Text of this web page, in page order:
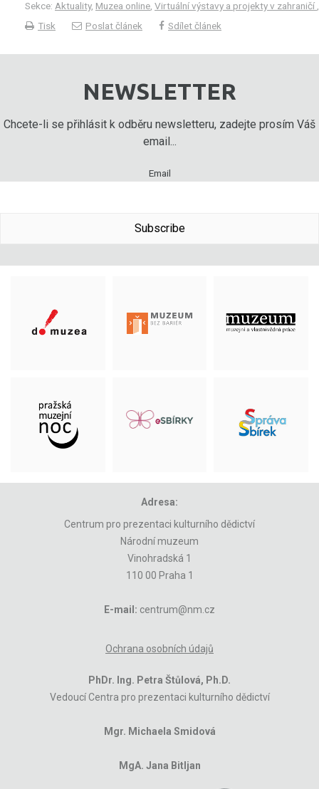
Sekce: Aktuality, Muzea online Virtuální výstavy a projekty v zahraničí
Tisk
Poslat článek Sdílet článek
NEWSLETTER
Chcete-li se přihlásit k odběru newsletteru, zadejte prosím Váš
email...
Email
Subscribe
Adresa:
Centrum pro prezentaci kulturního dědictví
Národní muzeum
Vinohradská 1
110 00 Praha 1
E-mail: centrum@nm.cz
Ochrana osobních údajů
PhDr. Ing. Petra Štůlová, Ph.D.
Vedoucí Centra pro prezentaci kulturního dědictví
Mgr. Michaela Smidová
MgA. Jana Bitljan